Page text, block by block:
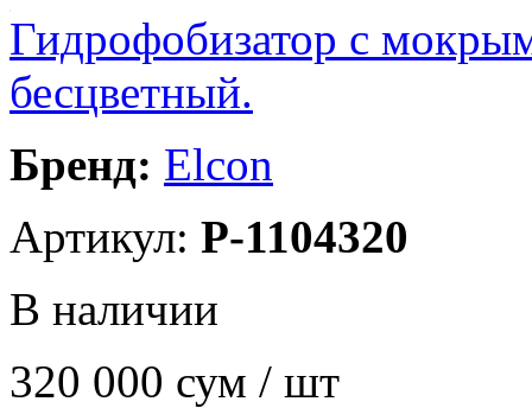
Гидрофобизатор с
бесцветный.
Бренд: Elcon
Артикул: P-1104320
В наличии
320 000 сум / шт